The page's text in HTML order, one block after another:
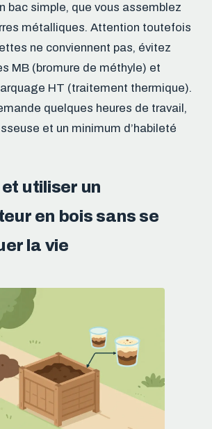
bac simple, que vous assemblez
métalliques. Attention toutefois
ne conviennent pas, évitez
MB (bromure de méthyle) et
HT (traitement thermique).
quelques heures de travail,
et un minimum d’habileté
utiliser un
en bois sans se
la vie